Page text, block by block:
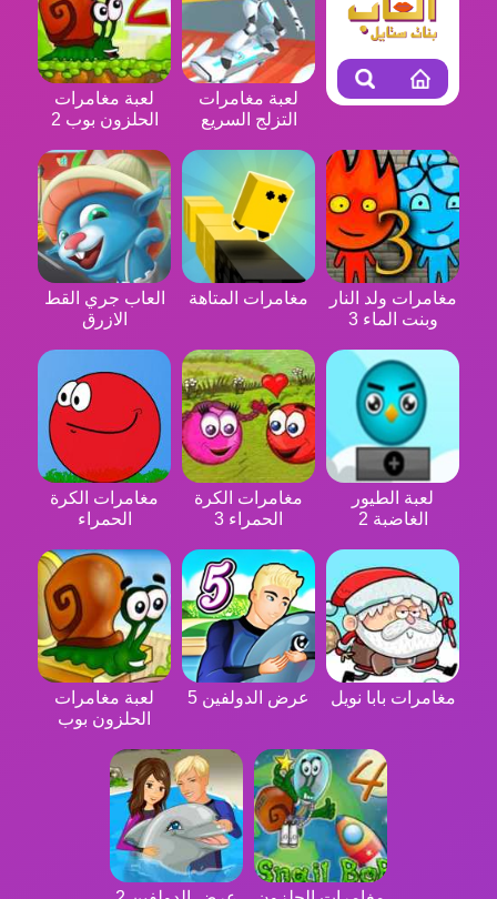
لعبة مغامرات
التزلج السريع
لعبة مغامرات
الحلزون بوب 2
مغامرات ولد النار
وبنت الماء 3
مغامرات المتاهة
العاب جري القط
الازرق
لعبة الطيور
الغاضبة 2
مغامرات الكرة
الحمراء 3
مغامرات الكرة
الحمراء
مغامرات بابا نويل عرض الدولفين 5
لعبة مغامرات
الحلزون بوب